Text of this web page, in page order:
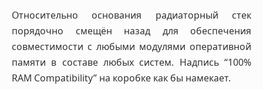
Относительно основания радиаторный стек
порядочно смещён назад для обеспечения
совместимости с любыми модулями оперативной
памяти в составе любых систем. Надпись “100%
RAM Compatibility” на коробке как бы намекает.